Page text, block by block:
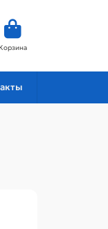
Корзина